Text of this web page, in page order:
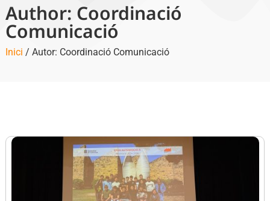
Author: Coordinació
Comunicació
Inici / Autor: Coordinació Comunicació